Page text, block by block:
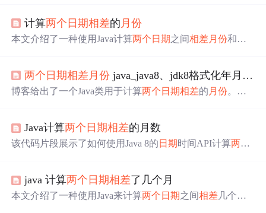
储在列表中，最后输出这些月份
计算两个 日期相差的 月份
本文介绍了一种使用Java计算两个 日期之间相差月份和天
两个 日期相差 月份 java_java8、jdk8格式化年月 日期
博客给出了一个Java类用于计算两个 日期相差的 月份。该
方法中进行了测试。
Java计算两个 日期相差的月数
该代码片段展示了如何使用Java 8的 日期时间API计算两个
算 相差的月份数。如果相差月份数大于12，则返回false。
java 计算两个 日期相差了几个月
本文介绍了一种使用Java来计算两个 日期之间相差几个月